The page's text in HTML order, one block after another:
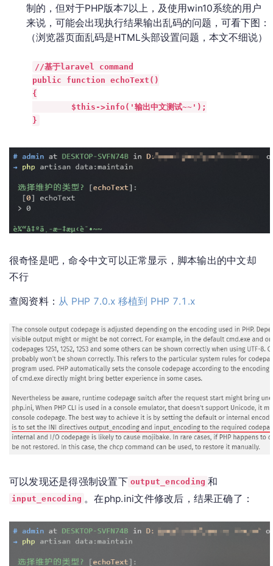
制的，但对于PHP版本7以上，及使用win10系统的用户
来说，可能会出现执行结果输出乱码的问题，可看下图：
（浏览器页面乱码是HTML头部设置问题，本文不细说）
//基于laravel command
public function echoText()
{
        $this->info('输出中文测试~~');
}
很奇怪是吧，命令中文可以正常显示，脚本输出的中文却
不行
查阅资料： 从 PHP 7.0.x 移植到 PHP 7.1.x
可以发现还是得强制设置下 output_encoding 和
input_encoding 。在php.ini文件修改后，结果正确了：